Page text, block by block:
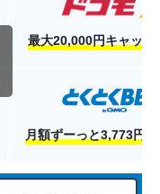
最大20,000円キャッシ
月額ずーっと3,773円